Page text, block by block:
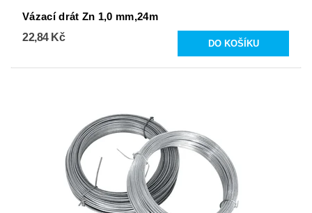
Vázací drát Zn 1,0 mm,24m
22,84 Kč